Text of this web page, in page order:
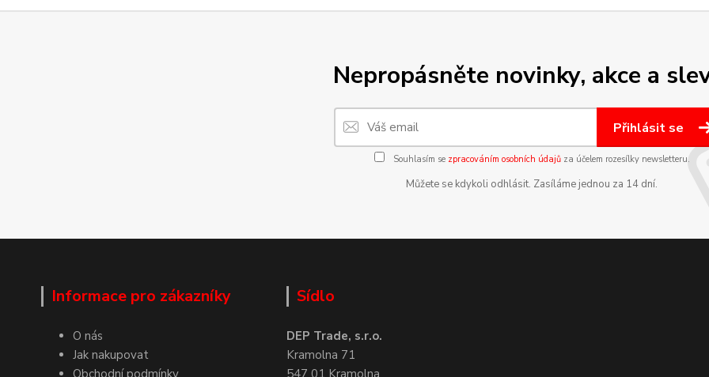
Nepropásněte novinky, akce a
Přihlásit se
Souhlasím se zpracováním osobních údajůza účelem rozesílky newsletteru.
Můžete se kdykoli odhlásit. Zasíláme jednou za 14 dní.
Informace pro zákazníky
O nás
Jak nakupovat
Obchodní podmínky
Sídlo
DEP Trade, s.r.o.
Kramolna 71
547 01 Kramolna